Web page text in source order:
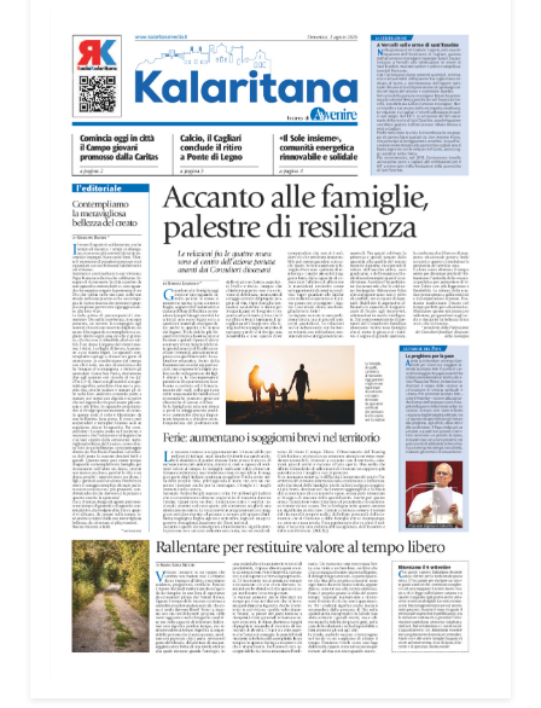
con disabilità nelle attività dell’OAMI al supporto nei
centri di accoglienza per migranti, dove
contribuiscono anche alla cura degli spazi comuni.
«Prendersi cura degli ambienti significa favorire
accoglienza e dignità», racconta Alessandro
Adimari.
Tra i partecipanti anche i seminaristi, impegnati
accanto agli anziani della casa di riposo Cristo Re.
«Un’esperienza di crescita umana e spirituale che
rafforza la vocazione al servizio», sottolinea
Cristiano Pani.
Il programma dedica spazio anche ai temi della
pace e della cooperazione nel Mediterraneo. Oggi
pomeriggio, alla Mediateca del Mediterraneo
(MEM), l’incontro con l’arcivescovo monsignor
Giuseppe Baturi ha approfondito il ruolo dei giovani
nella costruzione di ponti tra culture e popoli, con
un confronto inserito nel percorso “Cagliari Città
della Pace e del Mediterraneo”, progetto che
promuove il dialogo e la collaborazione tra le